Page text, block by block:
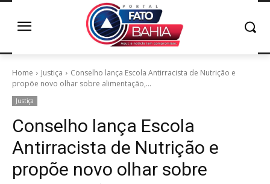
Home Justiça
Conselho lança Escola Antirracista de Nutrição e
propõe novo olhar sobre alimentação,...
Justiça
Conselho lança Escola
Antirracista de Nutrição e
propõe novo olhar sobre